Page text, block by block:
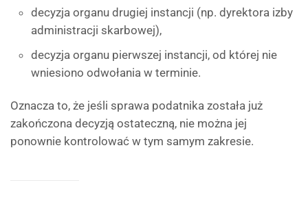
decyzja organu drugiej instancji (np. dyrektora izby
administracji skarbowej),
decyzja organu pierwszej instancji, od której nie
wniesiono odwołania w terminie.
Oznacza to, że jeśli sprawa podatnika została już
zakończona decyzją ostateczną, nie można jej
ponownie kontrolować w tym samym zakresie.